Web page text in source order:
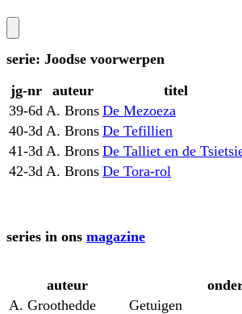
serie: Joodse voorwerpen
jg-nr
auteur titel
39-6d A. Brons De Mezoeza
40-3d A. Brons De Tefillien
41-3d A. Brons De Talliet en de
42-3d A. Brons De Tora-rol
series in ons magazine
auteur
A. Groothedde
Getuigen